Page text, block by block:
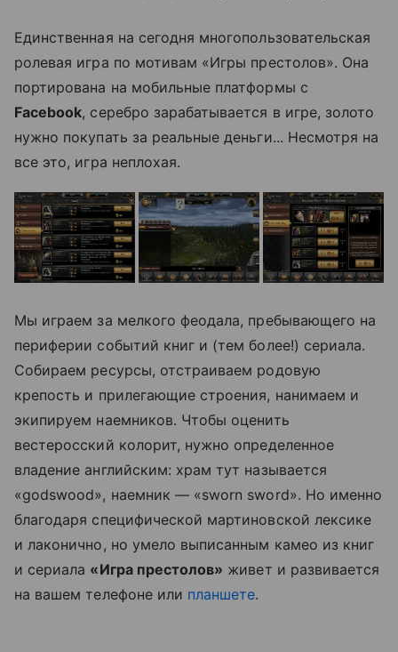
Единственная на сегодня многопользовательская
ролевая игра по мотивам «Игры престолов». Она
портирована на мобильные платформы с
Facebook, серебро зарабатывается в игре, золото
нужно покупать за реальные деньги... Несмотря на
все это, игра неплохая.
Мы играем за мелкого феодала, пребывающего на
периферии событий книг и (тем более!) сериала.
Собираем ресурсы, отстраиваем родовую
крепость и прилегающие строения, нанимаем и
экипируем наемников. Чтобы оценить
вестеросский колорит, нужно определенное
владение английским: храм тут называется
«godswood», наемник — «sworn sword». Но именно
благодаря специфической мартиновской лексике
и лаконично, но умело выписанным камео из книг
и сериала «Игра престолов» живет и развивается
на вашем телефоне или планшете.